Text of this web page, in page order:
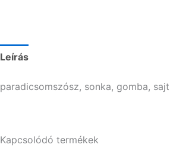
Leírás
paradicsomszósz, sonka, gomba,
Kapcsolódó termékek